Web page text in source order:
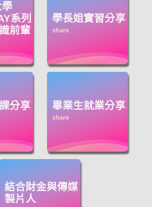
學
系列
前輩
學長姐實習分享
分享 畢業生就業分享
結合財金與傳媒
製片人